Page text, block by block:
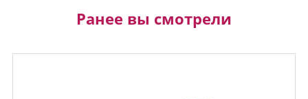
Ранее вы смотрели